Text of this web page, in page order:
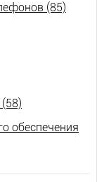
(85)
обеспечения